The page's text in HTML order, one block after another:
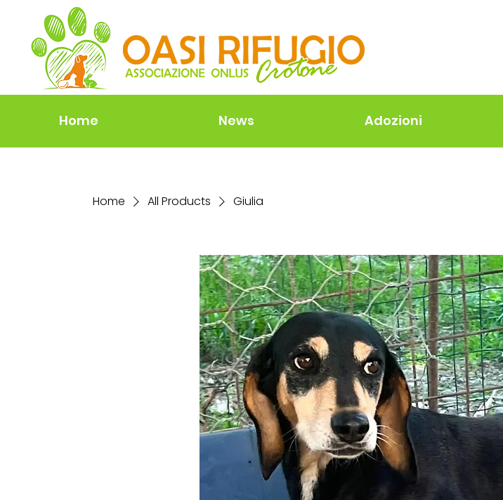
Home News Adozioni
Home All Products Giulia